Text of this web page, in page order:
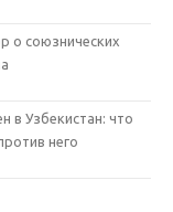
о союзнических
в Узбекистан: что
него